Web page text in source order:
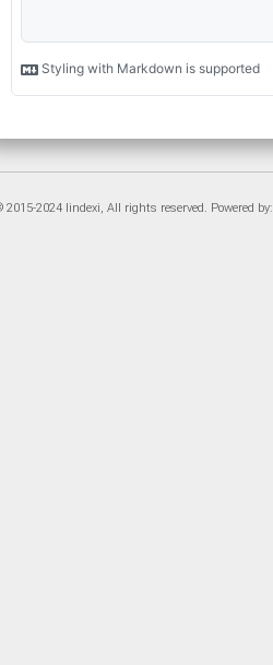
2015-2024 lindexi, All rights reserved. Powered by: